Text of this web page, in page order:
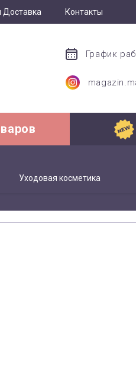
Доставка Контакты
График
Уходовая косметика